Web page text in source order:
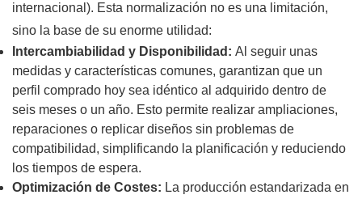
internacional). Esta normalización no es una limitación,
sino la base de su enorme utilidad:
Intercambiabilidad y Disponibilidad: Al seguir unas
medidas y características comunes, garantizan que un
perfil comprado hoy sea idéntico al adquirido dentro de
seis meses o un año. Esto permite realizar ampliaciones,
reparaciones o replicar diseños sin problemas de
compatibilidad, simplificando la planificación y reduciendo
los tiempos de espera.
Optimización de Costes: La producción estandarizada en